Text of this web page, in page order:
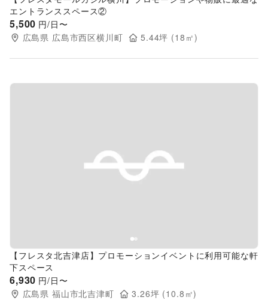
エントランススペース②
5,500 円/日〜
広島県 広島市西区横川町 5.44坪 (18 ㎡)
Previous slide
【フレスタ北吉津店】プロモーションイベントに利用可能な軒
下スペース
6,930 円/日〜
広島県 福山市北吉津町 3.26坪 (10.8 ㎡)